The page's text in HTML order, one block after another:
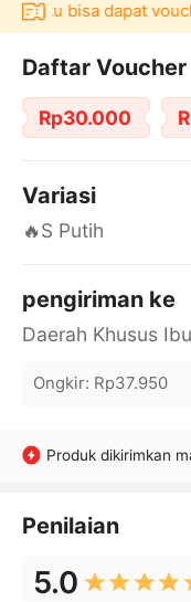
bisa dapat
Daftar Voucher
Rp30.000
Variasi
🔥S Putih
pengiriman ke
Ongkir: Rp37.950
Produk dikirimkan
Penilaian
5.0